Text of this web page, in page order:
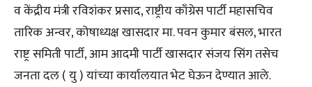
व केंद्रीय मंत्री रविशंकर प्रसाद, राष्ट्रीय काँग्रेस पार्टी महासचिव
तारिक अन्वर, कोषाध्यक्ष खासदार मा. पवन कुमार बंसल, भारत
राष्ट्र समिती पार्टी, आम आदमी पार्टी खासदार संजय सिंग तसेच
जनता दल ( यु ) यांच्या कार्यालयात भेट घेऊन देण्यात आले.